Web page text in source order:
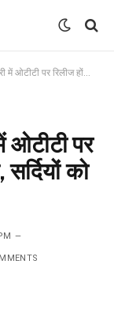
ये फिल्में-सीरीज, सर्दियों को बना देंगी मजेदार…
पर
को